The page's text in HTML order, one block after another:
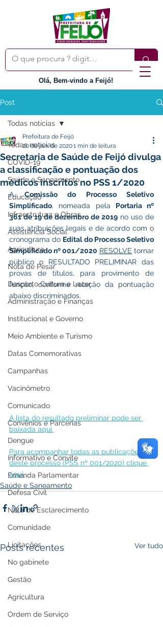
Olá, Bem-vindo a Feijó!
Post
Todas notícias
COVID-19
Saúde e Saneamento
Educação
Infraestrutura e Obras
Assistência Social
Agricultura
Nota de Pesar
Desporto Cultura e Lazer
Administração e Finanças
Institucional e Governo
Meio Ambiente e Turismo
Datas Comemorativas
Campanhas
Vacinômetro
Comunicado
Convênios e Parcerias
Dengue
Informativo e Convite
Emenda Parlamentar
Defesa Civil
Nota de Esclarecimento
Comunidade
Licitações
No gabinete
Gestão
Agricultura
Ordem de Serviço
Todas notícias
Secretaria de Saúde de Feijó divulga
a classificação e pontuação dos
médicos inscritos no PSS 1/2020
Prefeitura de Feijó
20 de jan. de 20201 min de leitura
A Comissão do Processo Seletivo
Simplificado, nomeada pela Portaria nº
361 de 19 de dezembro de 2019 no uso de
suas atribuições legais e de acordo com o
cronograma do Edital do Processo Seletivo
Simplificado nº 001/2020 RESOLVE tornar
público o RESULTADO PRELIMINAR das
provas de títulos, para provimento de
função, conforme relação da pontuação
abaixo discriminados.
A lista do resultado preliminar pode ser
baixada aqui.
Para acompanhar todas as publicações
deste processo (PSS nº 001/2020) clique
aqui.
Saúde e Saneamento
Posts recentes Ver tudo